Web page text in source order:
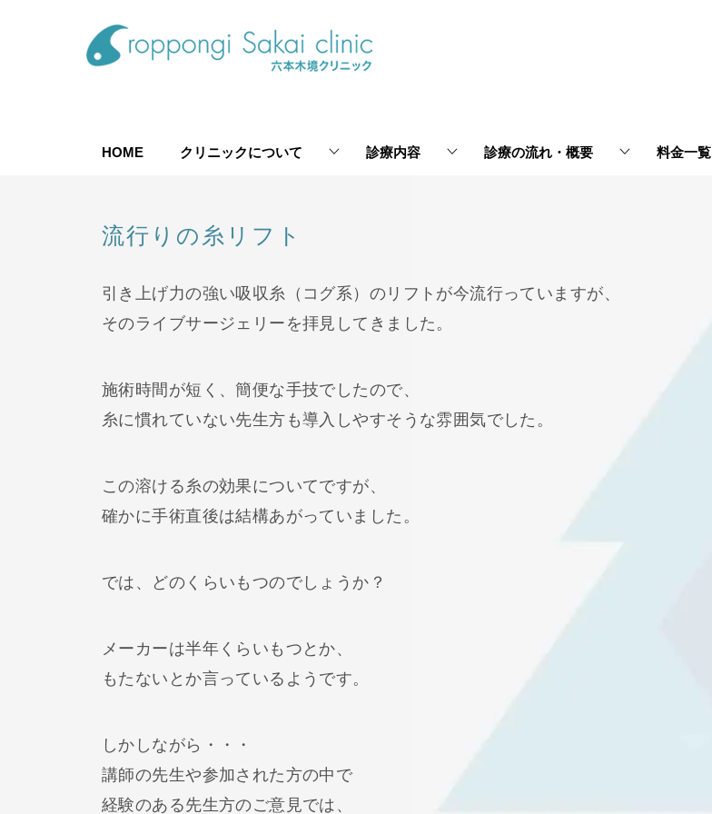
HOME クリニックについて 診療内容 診療の流れ・概要 料金一覧
流行りの糸リフト
引き上げ力の強い吸収糸（コグ系）のリフトが今流行っていますが、
そのライブサージェリーを拝見してきました。
施術時間が短く、簡便な手技でしたので、
糸に慣れていない先生方も導入しやすそうな雰囲気でした。
この溶ける糸の効果についてですが、
確かに手術直後は結構あがっていました。
では、どのくらいもつのでしょうか？
メーカーは半年くらいもつとか、
もたないとか言っているようです。
しかしながら・・・
講師の先生や参加された方の中で
経験のある先生方のご意見では、